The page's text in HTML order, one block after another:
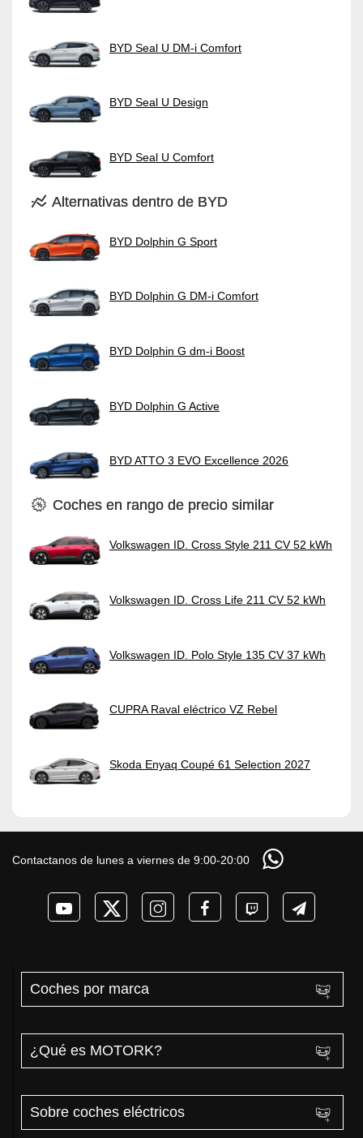
BYD Seal U DM-i Comfort
BYD Seal U Design
BYD Seal U Comfort
Alternativas dentro de BYD
BYD Dolphin G Sport
BYD Dolphin G DM-i Comfort
BYD Dolphin G dm-i Boost
BYD Dolphin G Active
BYD ATTO 3 EVO Excellence 2026
Coches en rango de precio similar
Volkswagen ID. Cross Style 211 CV 52 kWh
Volkswagen ID. Cross Life 211 CV 52 kWh
Volkswagen ID. Polo Style 135 CV 37 kWh
CUPRA Raval eléctrico VZ Rebel
Skoda Enyaq Coupé 61 Selection 2027
Contactanos de lunes a viernes de 9:00-20:00
Coches por marca
¿Qué es MOTORK?
Sobre coches eléctricos